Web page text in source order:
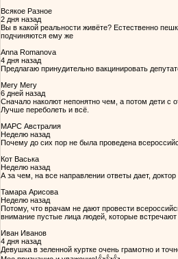
Всякое Разное
2 дня назад
Вы в какой реальности живёте? Естественно
подчиняются ему же
Anna Romanova
4 дня назад
Предлагаю принудительно вакцинировать
Mery Mery
6 дней назад
Сначало наколют непонятно чем, а потом дети с
Лучше переболеть и всё.
МАРС Австралия
Неделю назад
Почему до сих пор не была проведена
Кот Васька
Неделю назад
А за чем, на все направлении ответы дает,
Тамара Арисова
Неделю назад
Потому, что врачам не дают провести
внимание пустые лица людей, которые
Иван Иванов
4 дня назад
Девушка в зеленной куртке очень грамотно и